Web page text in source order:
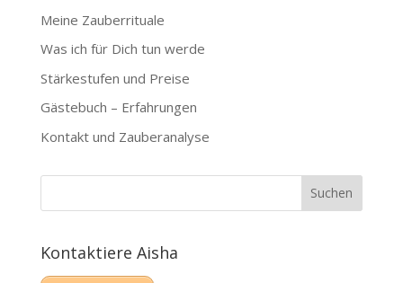
Meine Zauberrituale
Was ich für Dich tun werde
Stärkestufen und Preise
Gästebuch – Erfahrungen
Kontakt und Zauberanalyse
Kontaktiere Aisha